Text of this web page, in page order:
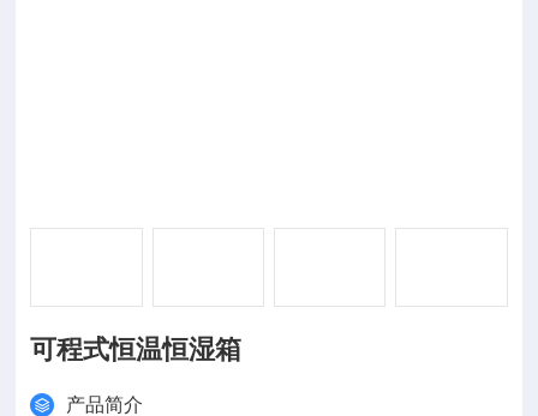
可程式恒温恒湿箱
产品简介